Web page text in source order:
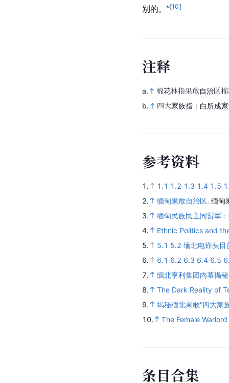
别的。”[10]
注释
a.
棉花林指果敢自治区
b.
四大家族指：白所成
参考资料
1. 1.1 1.2 1.3 1.4 1.5
2.
缅甸果敢自治区. 缅甸
3.
缅甸民族民主同盟军
4.
Ethnic Politics and
5.
5.1 5.2 缅北电诈头目
6.
6.1 6.2 6.3 6.4 6.5
7.
缅北亨利集团内幕揭
8.
The Dark Reality of
9.
揭秘缅北果敢“四大家
10.
The Female
条目合集